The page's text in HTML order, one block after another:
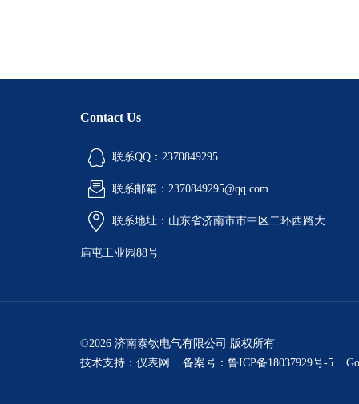
Contact Us
联系QQ：2370849295
联系邮箱：2370849295@qq.com
联系地址：山东省济南市市中区二环西路大
庙屯工业园88号
©2026 济南泰钦电气有限公司 版权所有
技术支持： 仪表网 备案号：鲁ICP备18037929号-5